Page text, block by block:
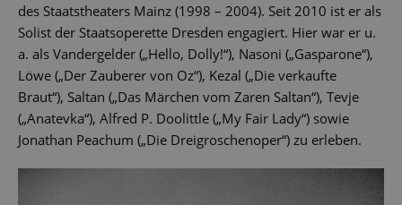
des Staatstheaters Mainz (1998 – 2004). Seit 2010 ist er als
Solist der Staatsoperette Dresden engagiert. Hier war er u.
a. als Vandergelder („Hello, Dolly!“), Nasoni („Gasparone“),
Löwe („Der Zauberer von Oz“), Kezal („Die verkaufte
Braut“), Saltan („Das Märchen vom Zaren Saltan“), Tevje
(„Anatevka“), Alfred P. Doolittle („My Fair Lady“) sowie
Jonathan Peachum („Die Dreigroschenoper“) zu erleben.